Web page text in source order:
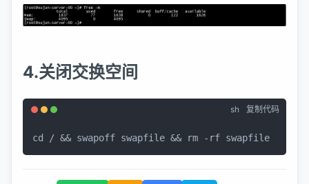
4.关闭交换空间
sh 复制代码
cd / && swapoff swapfile && rm -rf swapfile